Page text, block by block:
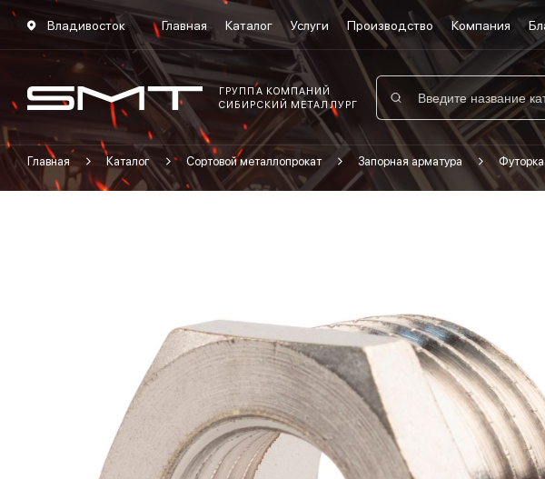
Владивосток Главная Каталог Услуги Производство Компания
ГРУППА КОМПАНИЙ
СИБИРСКИЙ МЕТАЛЛУРГ
Главная Каталог Сортовой металлопрокат Запорная арматура Футорка